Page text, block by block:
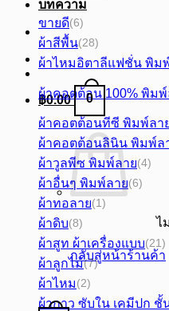
บทความ
฿0.00 0
ไ
กลับสู่หน้าร้านค้า
ขายดี(6)
ผ้าสีพื้น(28)
ผ้าไหมอิตาลีแฟชั่น พิม
ผ้าคอตต้อน 100% พิมพ์
ผ้าคอตต้อนทีซี พิมพ์ลา
ผ้าคอตต้อนลินิน พิมพ์ล
ผ้าวูลพีซ พิมพ์ลาย(4)
ผ้าอื่นๆ พิมพ์ลาย(6)
ผ้าทอลาย(1)
ผ้าดิบ(8)
ผ้าสูท ผ้าเครื่องแบบ(21)
ผ้าลูกไม้(7)
ผ้าไหม (2)
ผ้ากาว ซับใน เคมีปก ชั้